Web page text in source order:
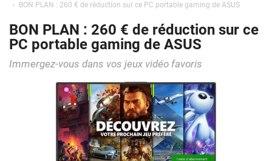
BON PLAN : 260 € de réduction sur ce PC portable gaming de ASUS
BON PLAN : 260 € de réduction sur ce
PC portable gaming de ASUS
Immergez-vous dans vos jeux vidéo favoris